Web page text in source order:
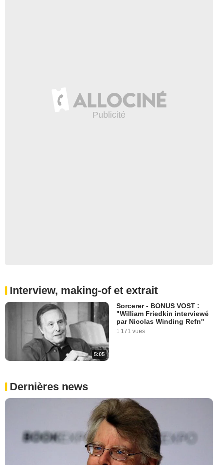
Interview, making-of et extrait
5:05
Sorcerer - BONUS VOST :
"William Friedkin interviewé
par Nicolas Winding Refn"
1 171 vues
Dernières news